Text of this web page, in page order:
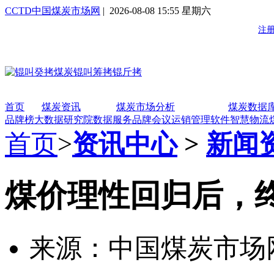
CCTD中国煤炭市场网 | 2026-08-08 15:55 星期六
首页 煤炭资讯 煤炭市场分析
煤炭数据
品牌榜大数据研究院数据服务品牌会议运销管理软件智慧物流
首页>资讯中心> 新闻
煤价理性回归后，
来源：中国煤炭市场